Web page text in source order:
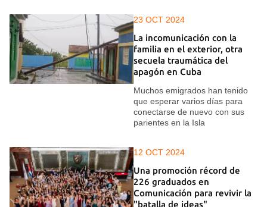
23 OCT 2024
La incomunicación con la
familia en el exterior, otra
secuela traumática del
apagón en Cuba
Muchos emigrados han tenido
que esperar varios días para
conectarse de nuevo con sus
parientes en la Isla
12 OCT 2024
Una promoción récord de
226 graduados en
Comunicación para revivir la
"batalla de ideas"